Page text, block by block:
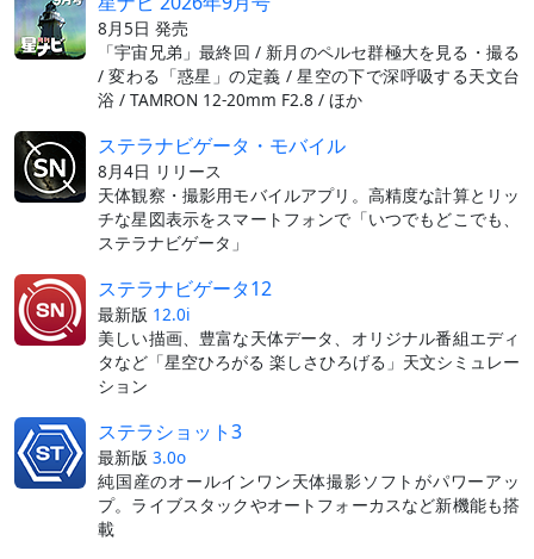
8月5日 発売
「宇宙兄弟」最終回 / 新月のペルセ群極大を見る・撮る
/ 変わる「惑星」の定義 / 星空の下で深呼吸する天文台
浴 / TAMRON 12-20mm F2.8 / ほか
ステラナビゲータ・モバイル
8月4日 リリース
天体観察・撮影用モバイルアプリ。高精度な計算とリッ
チな星図表示をスマートフォンで「いつでもどこでも、
ステラナビゲータ」
ステラナビゲータ12
最新版 12.0i
美しい描画、豊富な天体データ、オリジナル番組エディ
タなど「星空ひろがる 楽しさひろげる」天文シミュレー
ション
ステラショット3
最新版 3.0o
純国産のオールインワン天体撮影ソフトがパワーアッ
プ。ライブスタックやオートフォーカスなど新機能も搭
載